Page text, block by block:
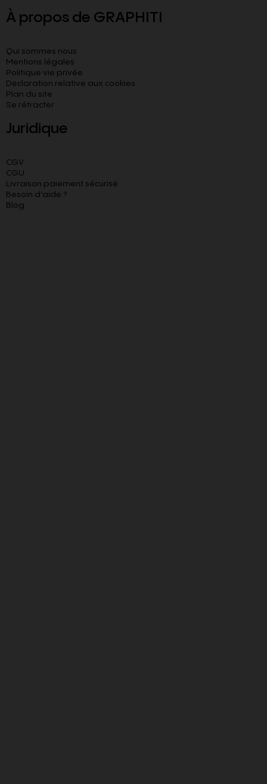
À propos de GRAPHITI
Qui sommes nous
Mentions légales
Politique vie privée
Declaration relative aux cookies​
Plan du site
Se rétracter
Juridique
CGV
CGU
Livraison paiement sécurisé
Besoin d’aide ?
Blog